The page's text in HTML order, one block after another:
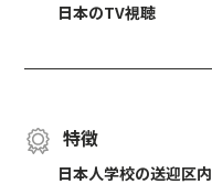
日本のTV視聴
特徴
日本人学校の送迎区内